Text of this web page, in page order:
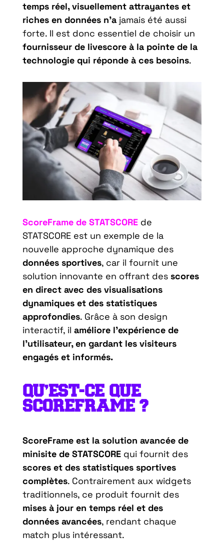
temps réel, visuellement attrayantes et
riches en données n’ajamais été aussi
forte. Il est donc essentiel de choisir un
fournisseur de livescore à la pointe de la
technologie qui réponde à ces besoins.
ScoreFrame de STATSCOREde
STATSCORE est un exemple de la
nouvelle approche dynamique des
données sportives, car il fournit une
solution innovante en offrant desscores
en direct avec des visualisations
dynamiques et des statistiques
approfondies. Grâce à son design
interactif, il améliore l’expérience de
l’utilisateur, en gardant les visiteurs
engagés et informés.
QU’EST-CE QUE
SCOREFRAME ?
ScoreFrame est la solution avancée de
minisite de STATSCOREqui fournit des
scores et des statistiques sportives
complètes. Contrairement aux widgets
traditionnels, ce produit fournit des
mises à jour en temps réel et des
données avancées, rendant chaque
match plus intéressant.